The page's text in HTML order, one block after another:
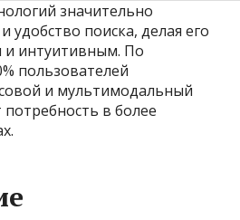
значительно
удобство поиска, делая его
и интуитивным. По
пользователей
и мультимодальный
в более